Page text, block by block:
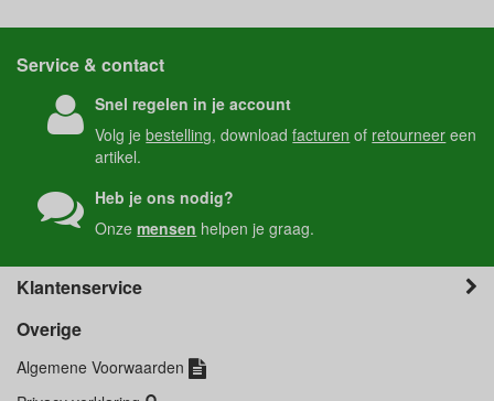
Service & contact
Snel regelen in je account
Volg jebestelling, downloadfacturen of retourneer een
artikel.
Heb je ons nodig?
Onzemensen helpen je graag.
Klantenservice
Overige
Algemene Voorwaarden